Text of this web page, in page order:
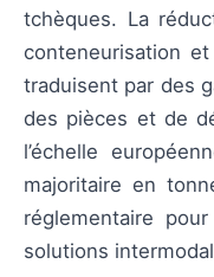
tchèques. La
conteneurisation
traduisent par des
des pièces et de
l’échelle
majoritaire en
réglementaire
solutions